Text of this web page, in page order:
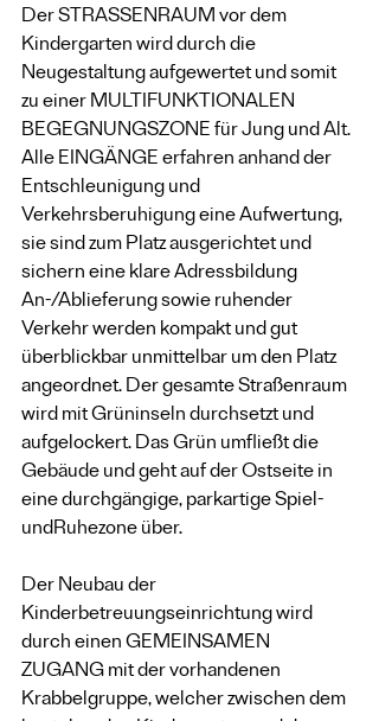
Der STRASSENRAUM vor dem
Kindergarten wird durch die
Neugestaltung aufgewertet und somit
zu einer MULTIFUNKTIONALEN
BEGEGNUNGSZONE für Jung und Alt.
Alle EINGÄNGE erfahren anhand der
Entschleunigung und
Verkehrsberuhigung eine Aufwertung,
sie sind zum Platz ausgerichtet und
sichern eine klare Adressbildung
An-/Ablieferung sowie ruhender
Verkehr werden kompakt und gut
überblickbar unmittelbar um den Platz
angeordnet. Der gesamte Straßenraum
wird mit Grüninseln durchsetzt und
aufgelockert. Das Grün umfließt die
Gebäude und geht auf der Ostseite in
eine durchgängige, parkartige Spiel-
undRuhezone über.
Der Neubau der
Kinderbetreuungseinrichtung wird
durch einen GEMEINSAMEN
ZUGANG mit der vorhandenen
Krabbelgruppe, welcher zwischen dem